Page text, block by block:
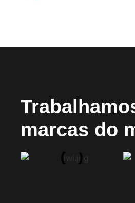
marcas do